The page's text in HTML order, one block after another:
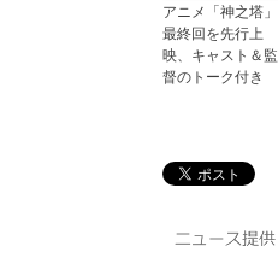
アニメ「神之塔」
最終回を先行上
映、キャスト＆監
督のトーク付き